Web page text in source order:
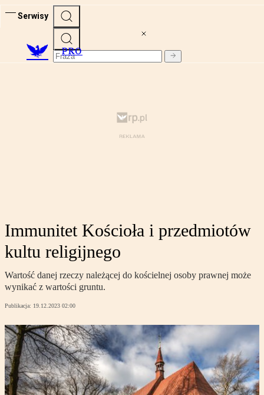
Serwisy
PRO
Immunitet Kościoła i przedmiotów
kultu religijnego
Wartość danej rzeczy należącej do kościelnej osoby prawnej może
wynikać z wartości gruntu.
Publikacja: 19.12.2023 02:00